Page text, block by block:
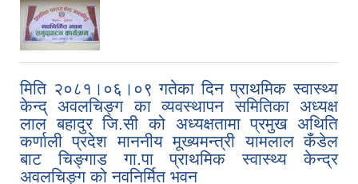
मिति २०८१।०६।०९ गतेका दिन प्राथमिक स्वास्थ्य
केन्द् अवलचिङ्ग का व्यवस्थापन समितिका अध्यक्ष
लाल बहादुर जि.सी को अध्यक्षतामा प्रमुख अथिति
कर्णाली प्रदेश माननीय मूख्यमन्त्री यामलाल कँडेल
बाट चिङ्गाड गा.पा प्राथमिक स्वास्थ्य केन्द्र
अवलचिङ्ग को नवनिर्मित भवन